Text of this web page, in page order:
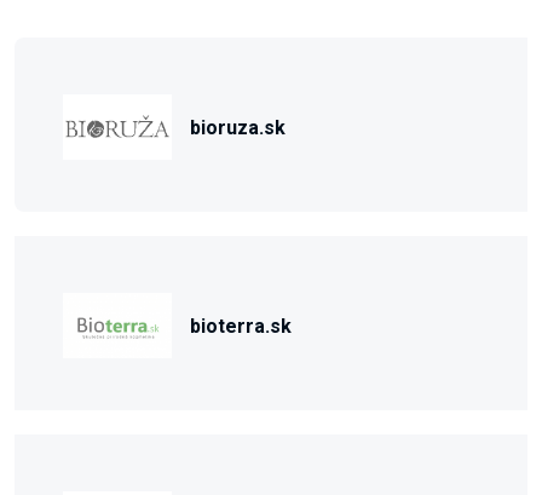
bioruza.sk
bioterra.sk